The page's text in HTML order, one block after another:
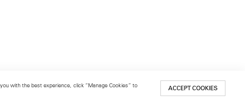
with the best experience, click “Manage Cookies” to
ACCEPT COOKIES